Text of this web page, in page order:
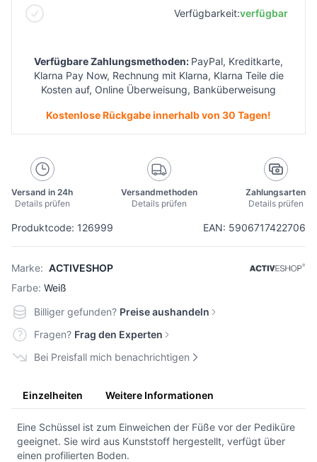
Produktcode: 126999 EAN: 5906717422706
Marke: ACTIVESHOP
Farbe: Weiß
Verfügbarkeit:verfügbar
Verfügbare Zahlungsmethoden: PayPal, Kreditkarte,
Klarna Pay Now, Rechnung mit Klarna, Klarna Teile die
Kosten auf, Online Überweisung, Banküberweisung
Kostenlose Rückgabe innerhalb von 30 Tagen!
Versand in 24h
Details prüfen
Versandmethoden
Details prüfen
Zahlungsarten
Details prüfen
Billiger gefunden? Preise aushandeln
Fragen? Frag den Experten
Bei Preisfall mich benachrichtigen
Einzelheiten Weitere Informationen
Eine Schüssel ist zum Einweichen der Füße vor der Pediküre
geeignet. Sie wird aus Kunststoff hergestellt, verfügt über
einen profilierten Boden.